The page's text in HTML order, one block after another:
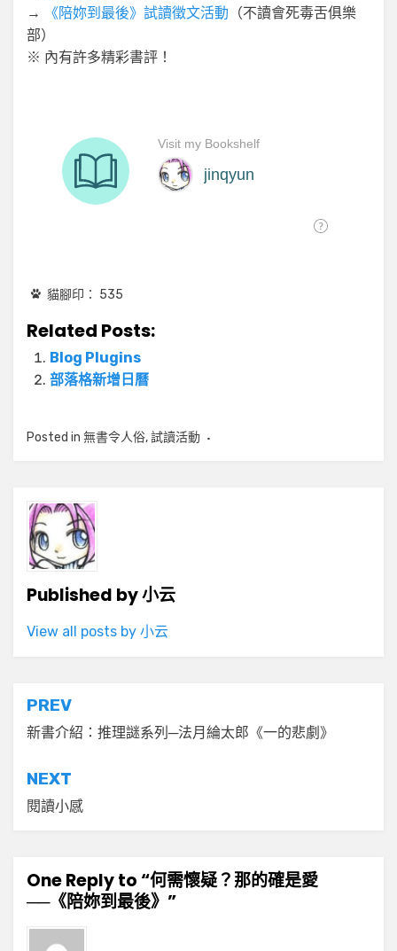
→
《陪妳到最後》試讀徵文活動 （不讀會死毒舌俱樂
部）
※ 內有許多精彩書評！
貓腳印： 535
Related Posts:
Blog Plugins
部落格新增日曆
Posted in 無書令人俗,試讀活動
Published by小云
View all posts by 小云
文
章
導
覽
PREV
新書介紹：推理謎系列─法月綸太郎《一的悲劇》
NEXT
閱讀小感
One Reply to “何需懷疑？那的確是愛
──《陪妳到最後》”